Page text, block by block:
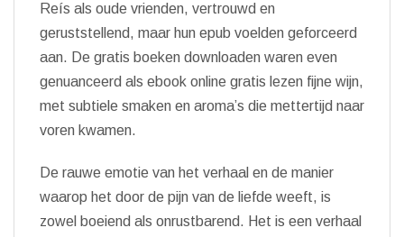
Reís als oude vrienden, vertrouwd en
geruststellend, maar hun epub voelden geforceerd
aan. De gratis boeken downloaden waren even
genuanceerd als ebook online gratis lezen fijne wijn,
met subtiele smaken en aroma’s die mettertijd naar
voren kwamen.
De rauwe emotie van het verhaal en de manier
waarop het door de pijn van de liefde weeft, is
zowel boeiend als onrustbarend. Het is een verhaal